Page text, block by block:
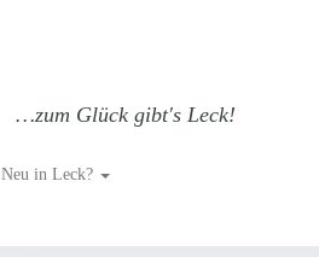
…zum Glück gibt's Leck!
Neu in Leck?
Such dich GLÜCKlich…